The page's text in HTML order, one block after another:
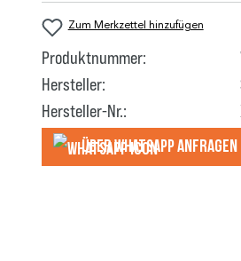
Zum Merkzettel hinzufügen
Produktnummer:
Hersteller:
Hersteller-Nr.:
Über WhatsApp anfragеn